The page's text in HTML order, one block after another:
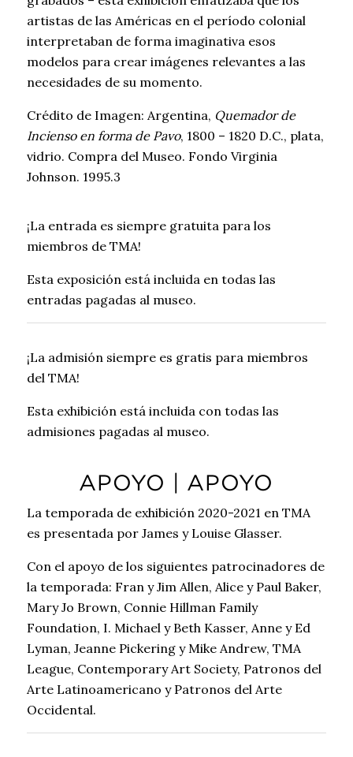
artistas de las Américas en el período colonial
interpretaban de forma imaginativa esos
modelos para crear imágenes relevantes a las
necesidades de su momento.
Crédito de Imagen: Argentina, Quemador de
Incienso en forma de Pavo, 1800 – 1820 D.C., plata,
vidrio. Compra del Museo. Fondo Virginia
Johnson. 1995.3
¡La entrada es siempre gratuita para los
miembros de TMA!
Esta exposición está incluida en todas las
entradas pagadas al museo.
¡La admisión siempre es gratis para miembros
del TMA!
Esta exhibición está incluida con todas las
admisiones pagadas al museo.
APOYO | APOYO
La temporada de exhibición 2020-2021 en TMA
es presentada por James y Louise Glasser.
Con el apoyo de los siguientes patrocinadores de
la temporada: Fran y Jim Allen, Alice y Paul Baker,
Mary Jo Brown, Connie Hillman Family
Foundation, I. Michael y Beth Kasser, Anne y Ed
Lyman, Jeanne Pickering y Mike Andrew, TMA
League, Contemporary Art Society, Patronos del
Arte Latinoamericano y Patronos del Arte
Occidental.